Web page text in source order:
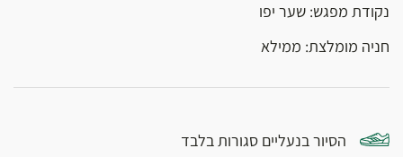
נקודת מפגש: שער יפו
חניה מומלצת: ממילא
הסיור בנעליים סגורות בלבד